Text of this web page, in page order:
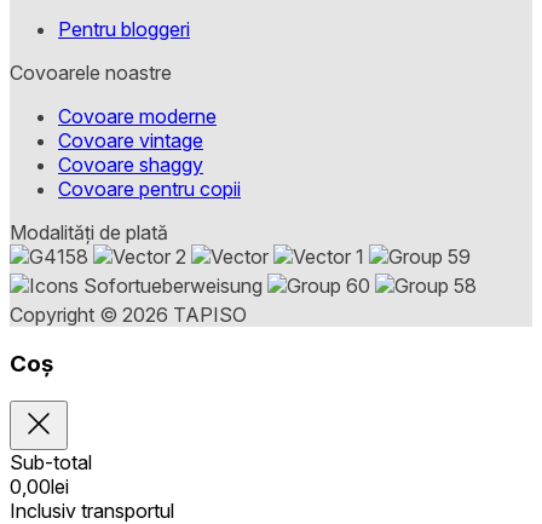
Pentru bloggeri
Covoarele noastre
Covoare moderne
Covoare vintage
Covoare shaggy
Covoare pentru copii
Modalități de plată
Copyright © 2026 TAPISO
Coș
Sub-total
0,00lei
Inclusiv transportul